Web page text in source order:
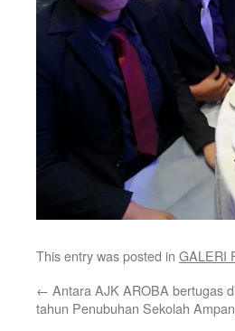
This entry was posted in GALERI
← Antara AJK AROBA bertugas
tahun Penubuhan Sekolah